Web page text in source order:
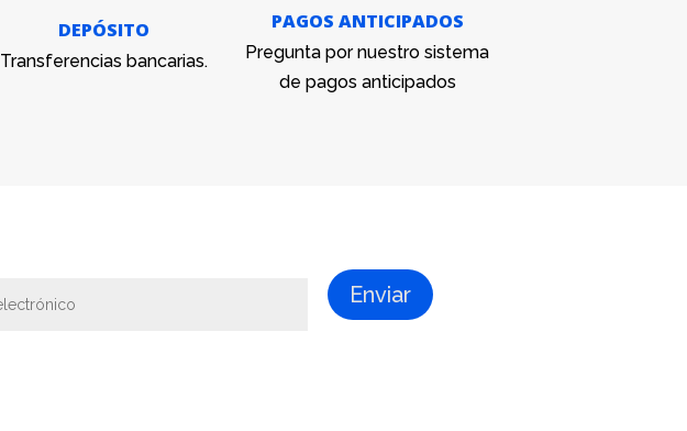
DEPÓSITO
Transferencias bancarias.
PAGOS ANTICIPADOS
Pregunta por nuestro sistema
de pagos anticipados
Enviar